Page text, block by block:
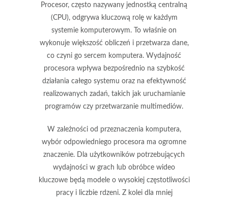
Procesor, często nazywany jednostką centralną
(CPU), odgrywa kluczową rolę w każdym
systemie komputerowym. To właśnie on
wykonuje większość obliczeń i przetwarza dane,
co czyni go sercem komputera. Wydajność
procesora wpływa bezpośrednio na szybkość
działania całego systemu oraz na efektywność
realizowanych zadań, takich jak uruchamianie
programów czy przetwarzanie multimediów.
W zależności od przeznaczenia komputera,
wybór odpowiedniego procesora ma ogromne
znaczenie. Dla użytkowników potrzebujących
wydajności w grach lub obróbce wideo
kluczowe będą modele o wysokiej częstotliwości
pracy i liczbie rdzeni. Z kolei dla mniej